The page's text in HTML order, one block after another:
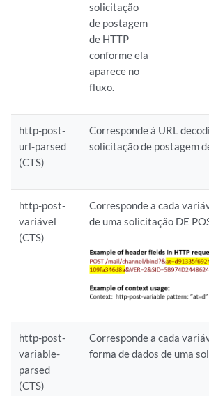
solicitação
de postagem
de HTTP
conforme ela
aparece no
fluxo.
http-post-
url-parsed
(CTS)
Corresponde à URL
solicitação de postagem
http-post-
variável
(CTS)
Corresponde a cada
de uma solicitação DE
http-post-
variable-
parsed
(CTS)
Corresponde a cada
forma de dados de uma